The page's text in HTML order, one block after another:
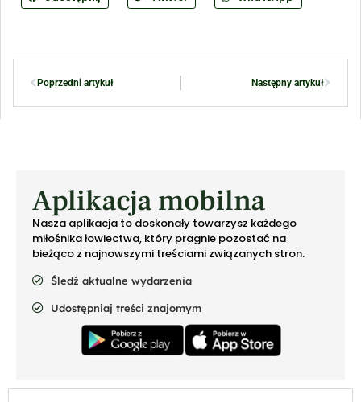
Poprzedni artykuł Następny artykuł
Aplikacja mobilna
Nasza aplikacja to doskonały towarzysz każdego
miłośnika łowiectwa, który pragnie pozostać na
bieżąco z najnowszymi treściami związanych stron.
Śledź aktualne wydarzenia
Udostępniaj treści znajomym